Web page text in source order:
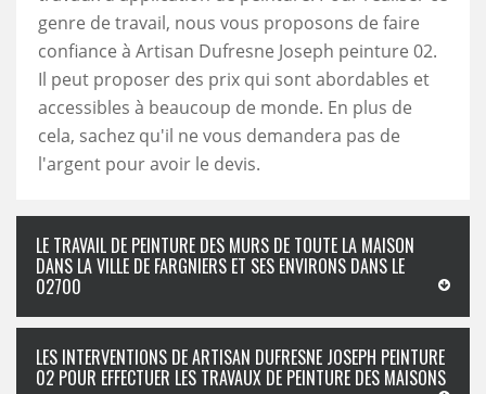
genre de travail, nous vous proposons de faire
confiance à Artisan Dufresne Joseph peinture 02.
Il peut proposer des prix qui sont abordables et
accessibles à beaucoup de monde. En plus de
cela, sachez qu'il ne vous demandera pas de
l'argent pour avoir le devis.
LE TRAVAIL DE PEINTURE DES MURS DE TOUTE LA MAISON
DANS LA VILLE DE FARGNIERS ET SES ENVIRONS DANS LE
02700
LES INTERVENTIONS DE ARTISAN DUFRESNE JOSEPH PEINTURE
02 POUR EFFECTUER LES TRAVAUX DE PEINTURE DES MAISONS